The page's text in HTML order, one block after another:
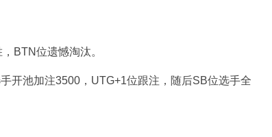
BTN位遗憾淘汰。
开池加注3500，UTG+1位跟注，随后SB位选手全